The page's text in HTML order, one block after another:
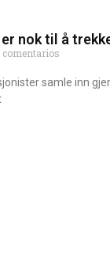
nok til å
comentarios
samle inn